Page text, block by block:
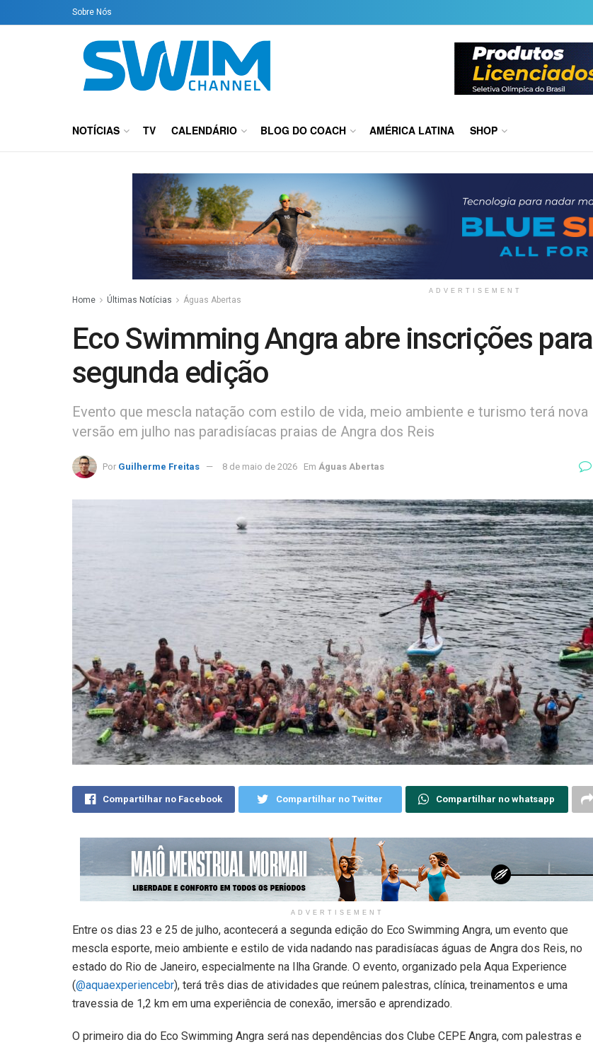
Sobre Nós
NOTÍCIAS TV CALENDÁRIO BLOG DO COACH AMÉRICA LATINA SHOP
ADVERTISEMENT
Home Últimas Notícias Águas Abertas
Eco Swimming Angra abre inscrições para
segunda edição
Evento que mescla natação com estilo de vida, meio ambiente e turismo terá nova
versão em julho nas paradisíacas praias de Angra dos Reis
Por Guilherme Freitas 8 de maio de 2026 Em Águas Abertas
Compartilhar no Facebook Compartilhar no Twitter Compartilhar no whatsapp
ADVERTISEMENT
Entre os dias 23 e 25 de julho, acontecerá a segunda edição do Eco Swimming Angra, um evento que
mescla esporte, meio ambiente e estilo de vida nadando nas paradisíacas águas de Angra dos Reis, no
estado do Rio de Janeiro, especialmente na Ilha Grande. O evento, organizado pela Aqua Experience
(@aquaexperiencebr), terá três dias de atividades que reúnem palestras, clínica, treinamentos e uma
travessia de 1,2 km em uma experiência de conexão, imersão e aprendizado.
O primeiro dia do Eco Swimming Angra será nas dependências dos Clube CEPE Angra, com palestras e